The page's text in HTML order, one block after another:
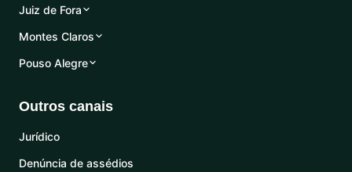
Juiz de Fora
Montes Claros
Pouso Alegre
Outros canais
Jurídico
Denúncia de assédios